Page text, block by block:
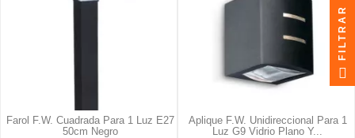
Farol F.W. Cuadrada Para 1 Luz E27
50cm Negro
Aplique F.W. Unidireccional Para 1
Luz G9 Vidrio Plano Y...
FILTRAR